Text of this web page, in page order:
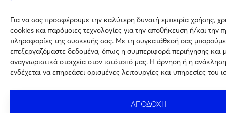
Για να σας προσφέρουμε την καλύτερη δυνατή εμπειρία χρήσης,
cookies και παρόμοιες τεχνολογίες για την αποθήκευση ή/και την
πληροφορίες της συσκευής σας. Με τη συγκατάθεσή σας
επεξεργαζόμαστε δεδομένα, όπως η συμπεριφορά περιήγησης και
αναγνωριστικά στοιχεία στον ιστότοπό μας. Η άρνηση ή η
ενδέχεται να επηρεάσει ορισμένες λειτουργίες και υπηρεσίες του
ΑΠΟΔΟΧΗ